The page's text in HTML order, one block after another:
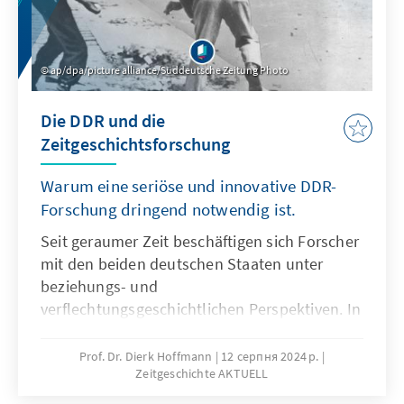
ap/dpa/picture alliance/Süddeutsche Zeitung Photo
Die DDR und die
Zeitgeschichtsforschung
Warum eine seriöse und innovative DDR-
Forschung dringend notwendig ist.
Seit geraumer Zeit beschäftigen sich Forscher
mit den beiden deutschen Staaten unter
beziehungs- und
verflechtungsgeschichtlichen Perspektiven. In
gemeinsamen, teils unterschiedlichen
Erfahrungen und Erwartungshaltungen der
Prof. Dr. Dierk Hoffmann
12 серпня 2024 р.
Zeitgeschichte AKTUELL